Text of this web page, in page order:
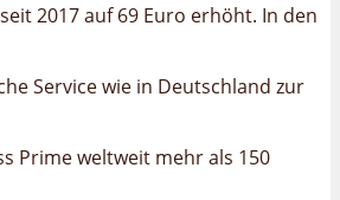
2017 auf 69 Euro erhöht. In den
Service wie in Deutschland zur
Prime weltweit mehr als 150